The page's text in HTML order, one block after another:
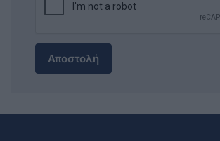
Αποστολή